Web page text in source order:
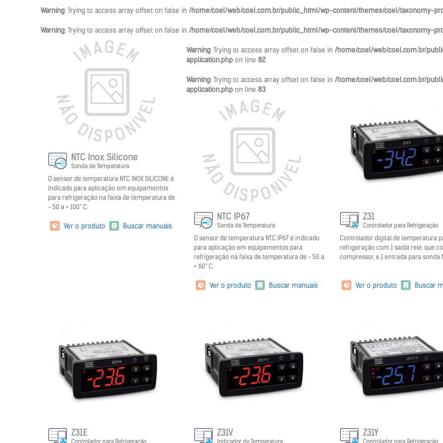
Warning: Trying to access array offset on false in /home/coel/web/coel.com.br/public_html/wp-content/themes/coel/taxonomy-
Warning: Trying to access array offset on false in /home/coel/web/coel.com.br/public_html/wp-content/themes/coel/taxonomy-
NTC Inox Silicone
Sonda de Temperatura
O sensor de temperatura NTC INOX SILICONE é
indicado para aplicação em equipamentos
para refrigeração na faixa de temperatura de
- 50 a + 100° C.
Ver o produto Buscar manuais
Warning: Trying to access array offset on false in /home/coel/web/coel.com.br/
application.php on line 82
Warning: Trying to access array offset on false in /home/coel/web/coel.com.br/
application.php on line 83
NTC IP67
Sonda de Temperatura
O sensor de temperatura NTC IP67 é indicado
para aplicação em equipamentos para
refrigeração na faixa de temperatura de - 50 a
+ 60° C.
Ver o produto Buscar manuais
Z31
Controlador para Refrigeração
Controlador digital de temperatura
refrigeração com 1 saída relé, que
compressor, e 1 entrada para sonda
Ver o produto Buscar
Z31E
Controlador para Refrigeração
Z31V
Indicador de Temperatura
Z31Y
Controlador para Refrigeração